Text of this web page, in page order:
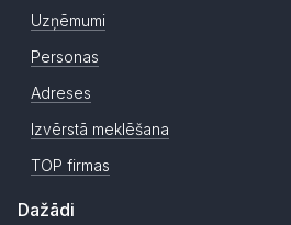
Uzņēmumi
Personas
Adreses
Izvērstā meklēšana
TOP firmas
Dažādi